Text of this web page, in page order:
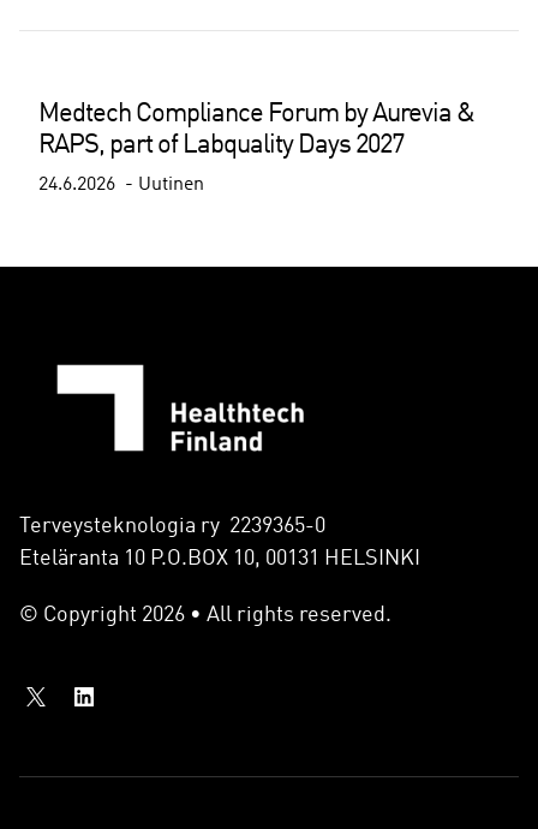
Medtech Compliance Forum by Aurevia &
RAPS, part of Labquality Days 2027
24.6.2026 Uutinen
Terveysteknologia ry 2239365-0
Eteläranta 10 P.O.BOX 10, 00131 HELSINKI
© Copyright 2026 • All rights reserved.